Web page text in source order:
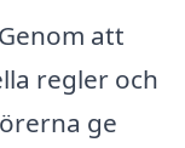
Genom att
regler och
ge